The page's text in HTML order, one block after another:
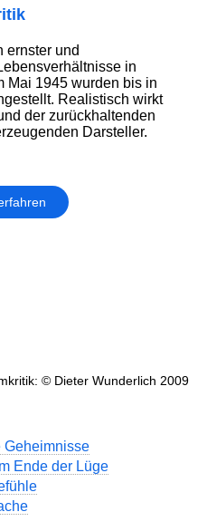
ernster und
in
Mai 1945 wurden bis in
Realistisch wirkt
der zurückhaltenden
Darsteller.
© Dieter Wunderlich 2009
Geheimnisse
Ende der Lüge